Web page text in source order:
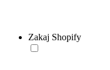
Zakaj Shopify